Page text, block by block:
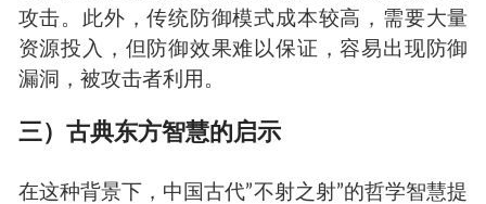
攻击。此外，传统防御模式成本较高，需要大量
资源投入，但防御效果难以保证，容易出现防御
漏洞，被攻击者利用。
三）古典东方智慧的启示
在这种背景下，中国古代”不射之射”的哲学智慧提